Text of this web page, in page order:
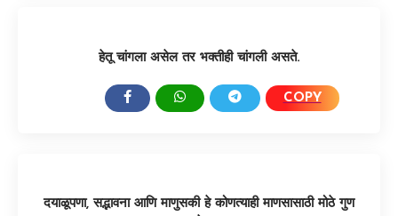
हेतू चांगला असेल तर भक्तीही चांगली असते.
COPY
दयाळूपणा, सद्भावना आणि माणुसकी हे कोणत्याही माणसासाठी मोठे गुण